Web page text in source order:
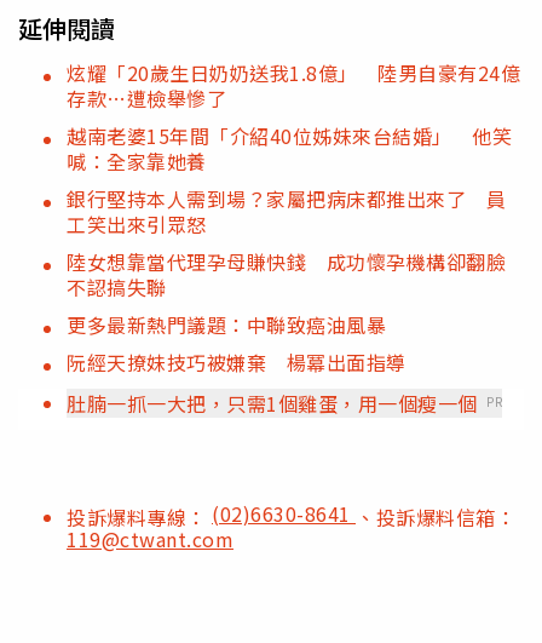
延伸閱讀
炫耀「20歲生日奶奶送我1.8億」 陸男自豪有24億
存款…遭檢舉慘了
越南老婆15年間「介紹40位姊妹來台結婚」 他笑
喊：全家靠她養
銀行堅持本人需到場？家屬把病床都推出來了 員
工笑出來引眾怒
陸女想靠當代理孕母賺快錢 成功懷孕機構卻翻臉
不認搞失聯
更多最新熱門議題：中聯致癌油風暴
阮經天撩妹技巧被嫌棄 楊冪出面指導
肚腩一抓一大把，只需1個雞蛋，用一個瘦一個 PR
投訴爆料專線： (02)6630-8641 、投訴爆料信箱：
119@ctwant.com